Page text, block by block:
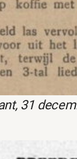
31